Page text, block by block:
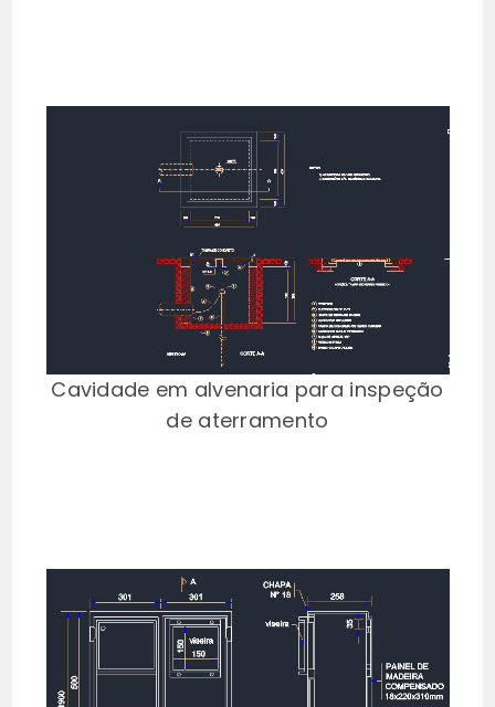
Cavidade em alvenaria para inspeção
de aterramento